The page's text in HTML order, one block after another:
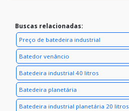
Buscas relacionadas:
Preço de batedeira industrial
Batedor venâncio
Batedeira industrial 40 litros
Batedeira planetária
Batedeira industrial planetária 20 litros